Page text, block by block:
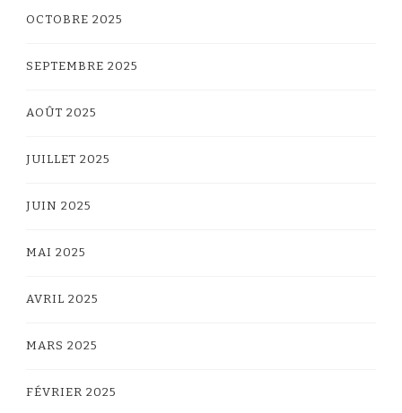
OCTOBRE 2025
SEPTEMBRE 2025
AOÛT 2025
JUILLET 2025
JUIN 2025
MAI 2025
AVRIL 2025
MARS 2025
FÉVRIER 2025